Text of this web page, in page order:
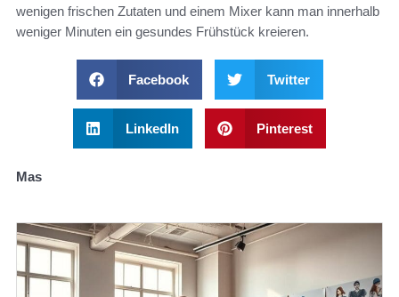
wenigen frischen Zutaten und einem Mixer kann man innerhalb
weniger Minuten ein gesundes Frühstück kreieren.
Facebook Twitter
LinkedIn Pinterest
Mas